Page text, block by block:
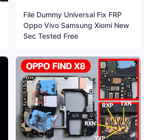
File Dummy Universal Fix FRP
Oppo Vivo Samsung Xiomi New
Sec Tested Free